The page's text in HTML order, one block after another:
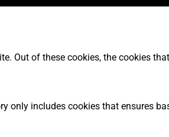
Out of these cookies, the cookies
only includes cookies that ensures